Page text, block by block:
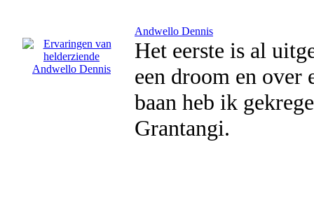
Andwello Dennis
Het eerste is al
een droom en over
baan heb ik
Grantangi.